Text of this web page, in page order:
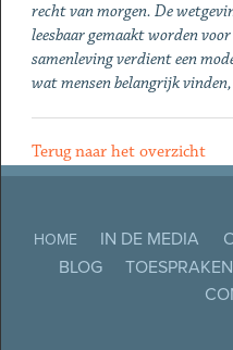
recht van morgen. De
leesbaar gemaakt worden
samenleving verdient een
wat mensen belangrijk
Terug naar het overzicht
HOME IN DE MEDIA
BLOG
TOESPRAKEN